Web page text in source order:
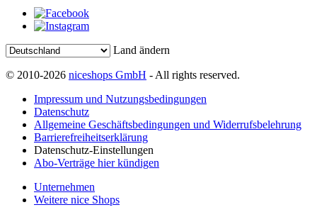
Land ändern
© 2010-2026 niceshops GmbH - All rights reserved.
Impressum und Nutzungsbedingungen
Datenschutz
Allgemeine Geschäftsbedingungen und Widerrufsbelehrung
Barrierefreiheitserklärung
Datenschutz-Einstellungen
Abo-Verträge hier kündigen
Unternehmen
Weitere nice Shops